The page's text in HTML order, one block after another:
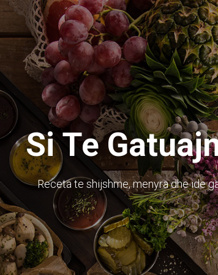
Si Te
Receta te shijshme, menyra dhe ide